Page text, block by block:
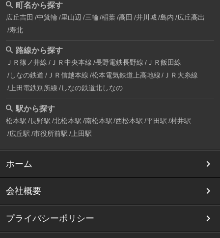
町名から探す
広丘吉田 中箕輪 里山辺 三輪 稲葉 高田 井川城 島内 広丘高出
寿北
路線から探す
ＪＲ篠ノ井線 ＪＲ中央本線 長野電鉄長野線 ＪＲ飯田線
しなの鉄道 ＪＲ信越本線 松本電気鉄道上高地線
ＪＲ大糸線
上田電鉄別所線 しなの鉄道北しなの
駅から探す
松本駅 長野駅 北松本駅 南松本駅 西松本駅 平田駅 村井駅
広丘駅 市役所前駅 上田駅
ホーム
会社概要
プライバシーポリシー